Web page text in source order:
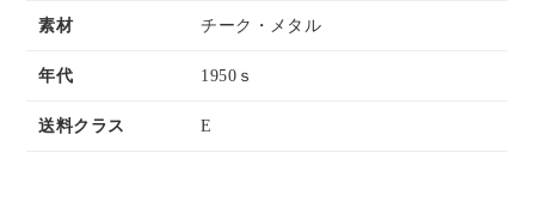
素材 チーク・メタル
年代 1950ｓ
送料クラス E